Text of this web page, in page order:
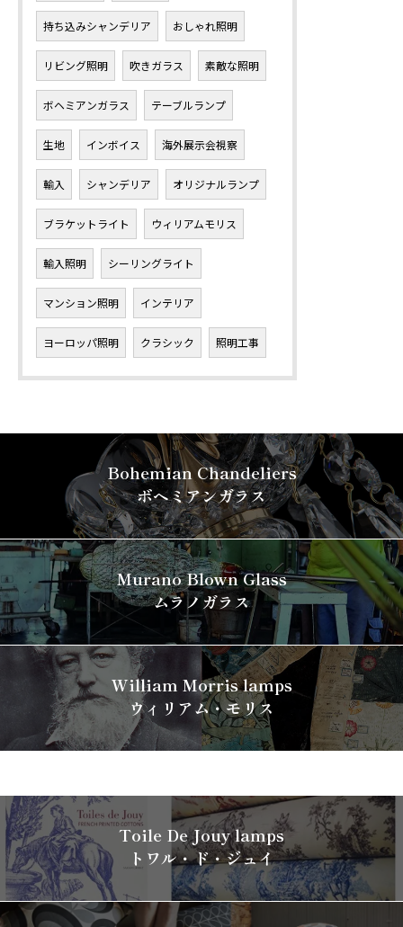
持ち込みシャンデリア おしゃれ照明
リビング照明 吹きガラス 素敵な照明
ボヘミアンガラス テーブルランプ
生地 インボイス 海外展示会視察
輸入 シャンデリア オリジナルランプ
ブラケットライト ウィリアムモリス
輸入照明 シーリングライト
マンション照明 インテリア
ヨーロッパ照明 クラシック 照明工事
Bohemian Chandeliers
ボヘミアンガラス
Murano Blown Glass
ムラノガラス
William Morris lamps
ウィリアム・モリス
Toile De Jouy lamps
トワル・ド・ジュイ